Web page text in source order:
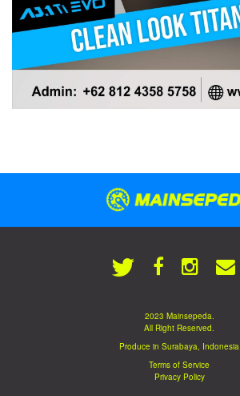
2023 Mainsepeda.
All Right Reserved.
Produce in Surabaya, Indonesia
Terms of Service
Privacy Policy